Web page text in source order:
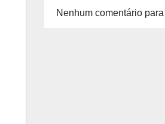
Nenhum comentário para